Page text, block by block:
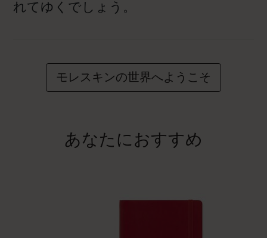
れてゆくでしょう。
モレスキンの世界へようこそ
あなたにおすすめ